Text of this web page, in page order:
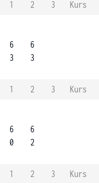
1 2 3
Kurs
6
3
6
3
1 2 3
Kurs
6
0
6
2
1 2 3
Kurs